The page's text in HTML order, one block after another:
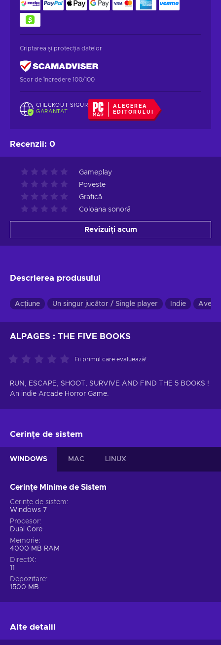
Criptarea și protecția datelor
Scor de încredere 100/100
CHECKOUT SIGUR
GARANTAT
ALEGEREA
EDITORULUI
Recenzii: 0
Gameplay
Poveste
Grafică
Coloana sonoră
Revizuiți acum
Descrierea produsului
Acțiune Un singur jucător / Single player Indie
ALPAGES : THE FIVE BOOKS
Fii primul care evaluează!
RUN, ESCAPE, SHOOT, SURVIVE AND FIND THE 5 BOOKS !
An indie Arcade Horror Game.
Cerințe de sistem
WINDOWS MAC LINUX
Cerințe Minime de Sistem
Cerințe de sistem
Windows 7
Procesor
Dual Core
Memorie
4000 MB RAM
DirectX
11
Depozitare
1500 MB
Alte detalii